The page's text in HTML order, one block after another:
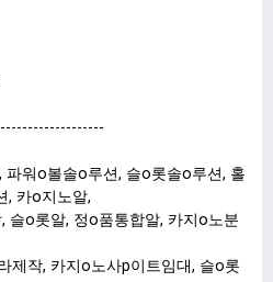
워o볼솔o루션, 슬o롯솔o루션, 홀
, 카o지노알,
슬o롯알, 정o품통합알, 카지o노분
제작, 카지o노사p이트임대, 슬o롯